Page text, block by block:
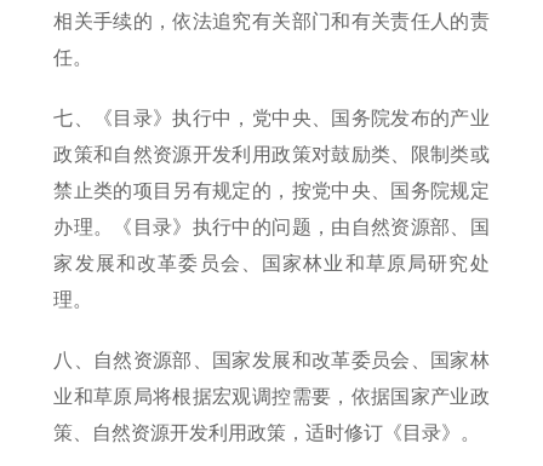
相关手续的，依法追究有关部门和有关责任人的责
任。
七、《目录》执行中，党中央、国务院发布的产业
政策和自然资源开发利用政策对鼓励类、限制类或
禁止类的项目另有规定的，按党中央、国务院规定
办理。《目录》执行中的问题，由自然资源部、国
家发展和改革委员会、国家林业和草原局研究处
理。
八、自然资源部、国家发展和改革委员会、国家林
业和草原局将根据宏观调控需要，依据国家产业政
策、自然资源开发利用政策，适时修订《目录》。